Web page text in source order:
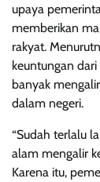
upaya
memberikan
rakyat.
keuntungan
banyak
dalam negeri.
“Sudah terlalu
alam mengalir
Karena itu,